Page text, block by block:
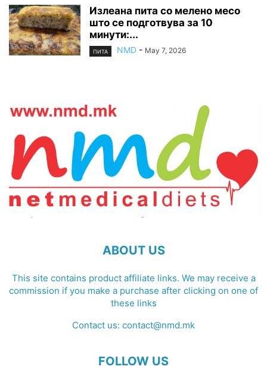
Излеана пита со мелено месо
што се подготвува за 10
минути:...
ПИТА NMD - May 7, 2026
ABOUT US
This site contains product affiliate links. We may receive a
commission if you make a purchase after clicking on one of
these links
Contact us: contact@nmd.mk
FOLLOW US